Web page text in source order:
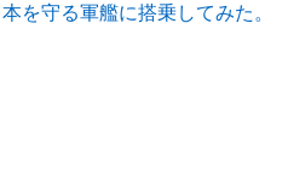
を守る軍艦に搭乗してみた。